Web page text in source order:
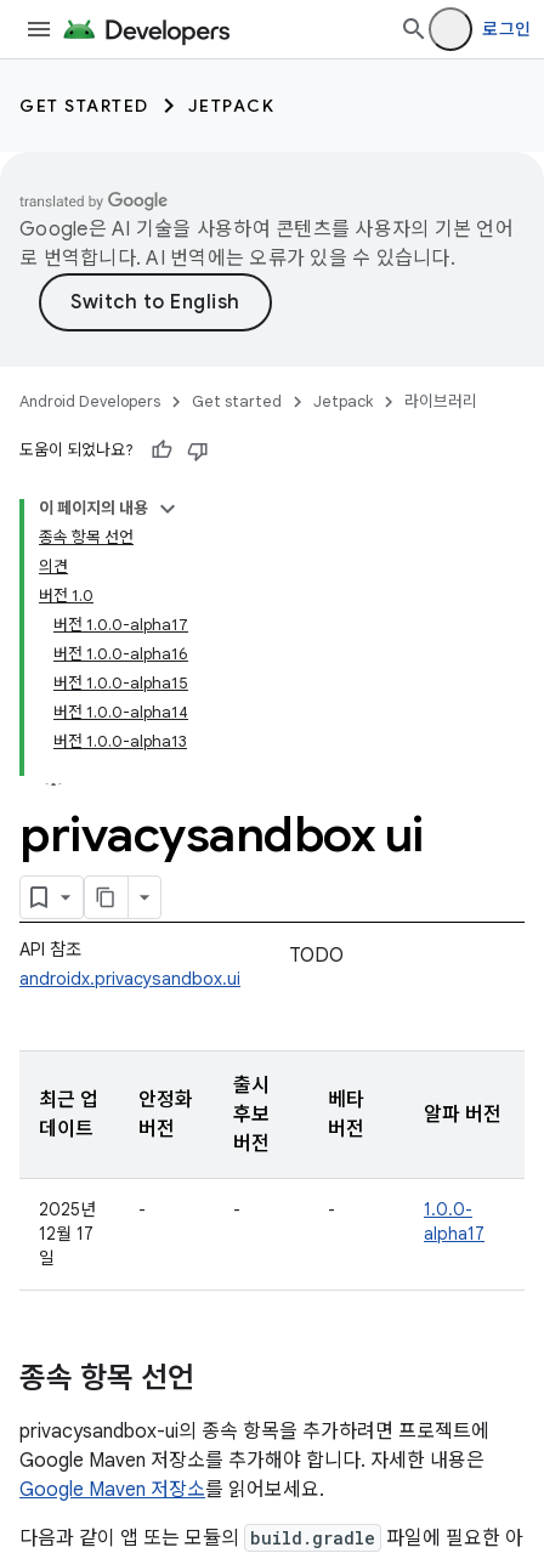
로그인
GET STARTED JETPACK
Google은 AI 기술을 사용하여 콘텐츠를 사용자의 기본 언어
로 번역합니다. AI 번역에는 오류가 있을 수 있습니다.
Android Developers Get started Jetpack 라이브러리
도움이 되었나요?
이 페이지의 내용
종속 항목 선언
의견
버전 1.0
버전 1.0.0-alpha17
버전 1.0.0-alpha16
버전 1.0.0-alpha15
버전 1.0.0-alpha14
버전 1.0.0-alpha13
privacysandbox ui
API 참조
androidx.privacysandbox.ui
TODO
최근 업
데이트
안정화
버전
출시
후보
버전
베타
버전
알파 버전
2025년
12월 17
일
- - -
1.0.0-
alpha17
종속 항목 선언
privacysandbox-ui의 종속 항목을 추가하려면 프로젝트에
Google Maven 저장소를 추가해야 합니다. 자세한 내용은
Google Maven 저장소를 읽어보세요.
다음과 같이 앱 또는 모듈의
build.gradle 파일에 필요한 아